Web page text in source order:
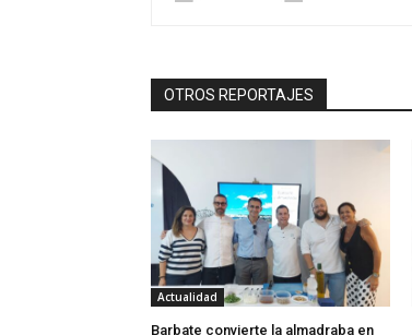
OTROS REPORTAJES
Actualidad
Barbate convierte la almadraba en